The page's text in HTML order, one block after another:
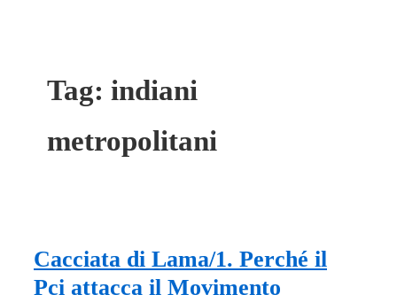
Tag: indiani
metropolitani
Cacciata di Lama/1. Perché il
Pci attacca il Movimento